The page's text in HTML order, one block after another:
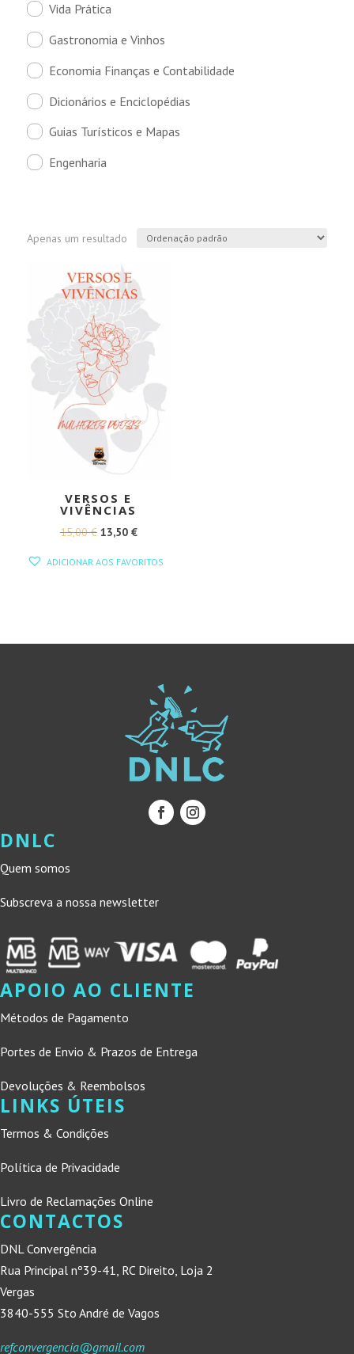
Vida Prática
Gastronomia e Vinhos
Economia Finanças e Contabilidade
Dicionários e Enciclopédias
Guias Turísticos e Mapas
Engenharia
Apenas um resultado
VERSOS E
VIVÊNCIAS
15,00€ O
13,50 €O
ADICIONAR AOS FAVORITOS
DNLC
Quem somos
Subscreva a nossa newsletter
APOIO AO CLIENTE
Métodos de Pagamento
Portes de Envio & Prazos de Entrega
Devoluções & Reembolsos
LINKS ÚTEIS
Termos & Condições
Política de Privacidade
Livro de Reclamações Online
CONTACTOS
DNL Convergência
Rua Principal nº39-41, RC Direito, Loja 2
Vergas
3840-555 Sto André de Vagos
refconvergencia@gmail.com